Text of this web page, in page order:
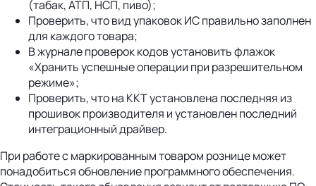
(табак, АТП, НСП, пиво);
Проверить, что вид упаковок ИС правильно заполнен
для каждого товара;
В журнале проверок кодов установить флажок
«Хранить успешные операции при разрешительном
режиме»;
Проверить, что на ККТ установлена последняя из
прошивок производителя и установлен последний
интеграционный драйвер.
При работе с маркированным товаром рознице может
понадобиться обновление программного обеспечения.